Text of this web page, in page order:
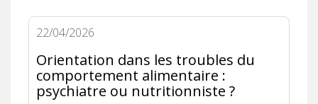
22/04/2026
Orientation dans les troubles du
comportement alimentaire :
psychiatre ou nutritionniste ?